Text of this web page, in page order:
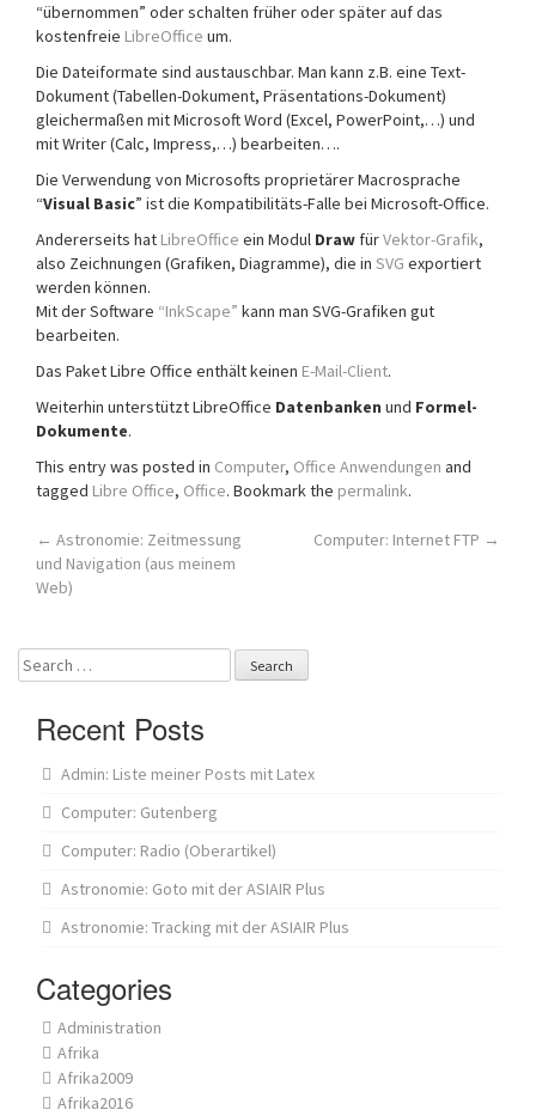
“übernommen” oder schalten früher oder später auf das
kostenfreie LibreOffice um.
Die Dateiformate sind austauschbar. Man kann z.B. eine Text-
Dokument (Tabellen-Dokument, Präsentations-Dokument)
gleichermaßen mit Microsoft Word (Excel, PowerPoint,…) und
mit Writer (Calc, Impress,…) bearbeiten….
Die Verwendung von Microsofts proprietärer Macrosprache
“Visual Basic” ist die Kompatibilitäts-Falle bei Microsoft-Office.
Andererseits hat LibreOffice ein Modul Draw fürVektor-Grafik,
also Zeichnungen (Grafiken, Diagramme), die in SVG exportiert
werden können.
Mit der Software “InkScape” kann man SVG-Grafiken gut
bearbeiten.
Das Paket Libre Office enthält keinen E-Mail-Client.
Weiterhin unterstützt LibreOffice Datenbanken und Formel-
Dokumente.
This entry was posted in Computer, Office Anwendungen and
tagged Libre Office, Office. Bookmark the permalink.
Post
navigation
← Astronomie: Zeitmessung
und Navigation (aus meinem
Web)
Computer: Internet FTP →
Search
for:
Recent Posts
Admin: Liste meiner Posts mit Latex
Computer: Gutenberg
Computer: Radio (Oberartikel)
Astronomie: Goto mit der ASIAIR Plus
Astronomie: Tracking mit der ASIAIR Plus
Categories
Administration
Afrika
Afrika2009
Afrika2016